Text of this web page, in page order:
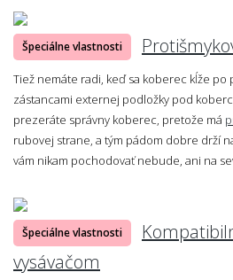
Špeciálne vlastnosti
Tiež nemáte radi, keď sa koberec kĺže
zástancami externej podložky pod
prezeráte správny koberec, pretože má
rubovej strane, a tým pádom dobre drží
vám nikam pochodovať nebude, ani na
Špeciálne vlastnosti
vysávačom